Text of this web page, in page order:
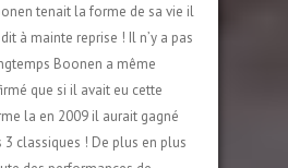
tenait la forme de sa vie il
dit à mainte reprise ! Il n’y a pas
Boonen a même
que si il avait eu cette
la en 2009 il aurait gagné
3 classiques ! De plus en plus